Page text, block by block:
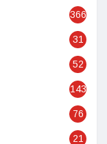
366
31
52
143
76
21